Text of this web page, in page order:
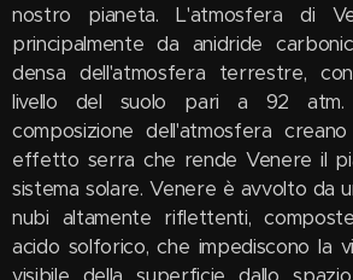
nostro pianeta. L'atmosfera di
principalmente da anidride
densa dell'atmosfera terrestre,
livello del suolo pari a 92
composizione dell'atmosfera
effetto serra che rende Venere il
sistema solare. Venere è avvolto da
nubi altamente riflettenti,
acido solforico, che impediscono la